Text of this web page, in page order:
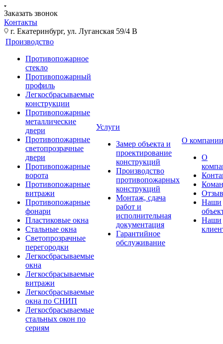
Заказать звонок
Контакты
г. Екатеринбург, ул. Луганская 59/4 В
Производство
Противопожарное
стекло
Противопожарный
профиль
Легкосбрасываемые
конструкции
Противопожарные
металлические
двери
Противопожарные
светопрозрачные
двери
Противопожарные
ворота
Противопожарные
витражи
Противопожарные
фонари
Пластиковые окна
Стальные окна
Светопрозрачные
перегородки
Легкосбрасываемые
окна
Легкосбрасываемые
витражи
Легкосбрасываемые
окна по СНИП
Легкосбрасываемые
стальных окон по
сериям
Услуги
Замер объекта и
проектирование
конструкций
Производство
противопожарных
конструкций
Монтаж, сдача
работ и
исполнительная
документация
Гарантийное
обслуживание
О компании
О
Наши
Наши